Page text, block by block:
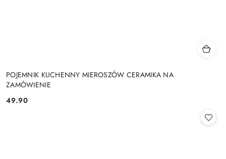
POJEMNIK KUCHENNY MIEROSZÓW CERAMIKA NA
ZAMÓWIENIE
Cena:
49.90